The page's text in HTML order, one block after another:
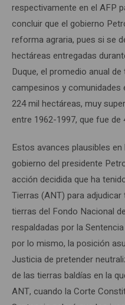
respectivamente en el AFP
concluir que el gobierno
reforma agraria, pues si se
hectáreas entregadas
Duque, el promedio anual
campesinos y comunidades
224 mil hectáreas, muy
entre 1962-1997, que fue de
Estos avances plausibles
gobierno del presidente
acción decidida que ha
Tierras (ANT) para
tierras del Fondo Nacional
respaldadas por la
por lo mismo, la posición
Justicia de pretender
de las tierras baldías en la
ANT, cuando la Corte